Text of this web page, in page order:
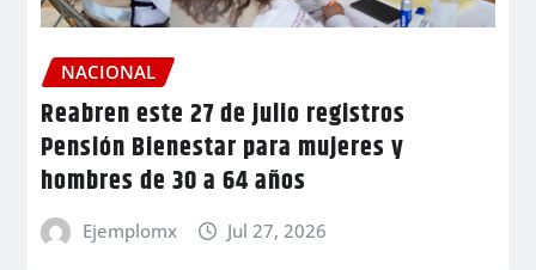
NACIONAL
Reabren este 27 de julio registros
Pensión Bienestar para mujeres y
hombres de 30 a 64 años
Ejemplomx Jul 27, 2026